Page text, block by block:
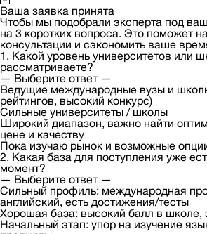
Ваша заявка принята
Чтобы мы подобрали эксперта под
на 3 коротких вопроса. Это поможет
консультации и сэкономить ваше
1. Какой уровень университетов или
рассматриваете?
— Выберите ответ —
Ведущие международные вузы и
рейтингов, высокий конкурс)
Сильные университеты / школы
Широкий диапазон, важно найти
цене и качеству
Пока изучаю рынок и возможные
2. Какая база для поступления уже
момент?
— Выберите ответ —
Сильный профиль: международная
английский, есть достижения/тесты
Хорошая база: высокий балл в школе,
Начальный этап: упор на изучение